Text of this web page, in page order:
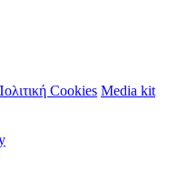
Cookies Media kit